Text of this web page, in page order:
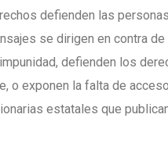
defienden las
se dirigen en contra
defienden los
o exponen la falta de
estatales que